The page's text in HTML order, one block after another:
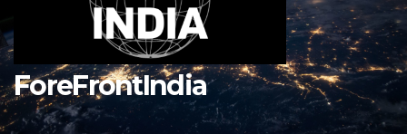
ForeFrontIndia